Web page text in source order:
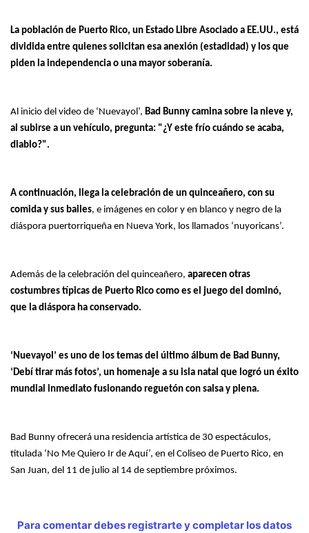
La población de Puerto Rico, un Estado Libre Asociado a EE.UU., está
dividida entre quienes solicitan esa anexión (estadidad) y los que
piden la independencia o una mayor soberanía.
Al inicio del video de ‘Nuevayol’, Bad Bunny camina sobre la nieve y,
al subirse a un vehículo, pregunta: "¿Y este frío cuándo se acaba,
diablo?".
A continuación, llega la celebración de un quinceañero, con su
comida y sus bailes, e imágenes en color y en blanco y negro de la
diáspora puertorriqueña en Nueva York, los llamados ‘nuyoricans’.
Además de la celebración del quinceañero, aparecen otras
costumbres típicas de Puerto Rico como es el juego del dominó,
que la diáspora ha conservado.
‘Nuevayol’ es uno de los temas del último álbum de Bad Bunny,
‘Debí tirar más fotos’, un homenaje a su isla natal que logró un éxito
mundial inmediato fusionando reguetón con salsa y plena.
Bad Bunny ofrecerá una residencia artística de 30 espectáculos,
titulada ‘No Me Quiero Ir de Aquí’, en el Coliseo de Puerto Rico, en
San Juan, del 11 de julio al 14 de septiembre próximos.
Para comentar debes registrarte y completar los datos